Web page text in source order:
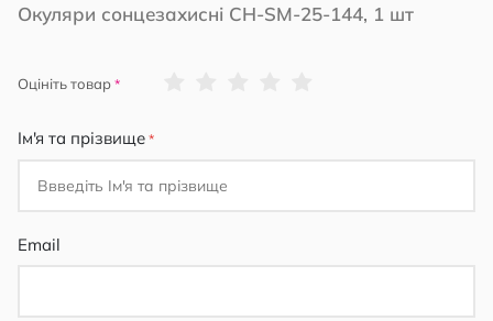
Окуляри сонцезахисні CH-SM-25-144, 1 шт
Оцініть товар
Ім'я та прізвище
Email